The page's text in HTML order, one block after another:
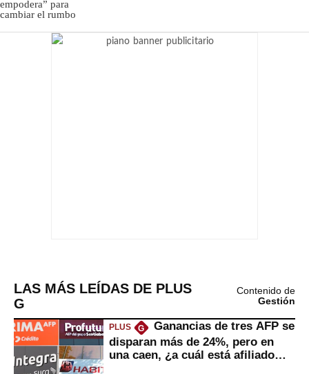
LAS MÁS LEÍDAS DE PLUS
G
Contenido de
Gestión
PLUS G
Ganancias de tres AFP se
disparan más de 24%, pero en
una caen, ¿a cuál está afiliado